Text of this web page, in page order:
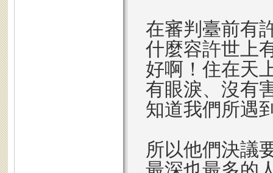
在審判臺前有
什麼容許世上
好啊！住在天
有眼淚、沒有
知道我們所遇
所以他們決議